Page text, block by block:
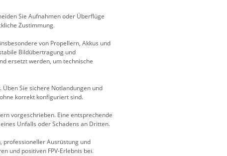
Sie Aufnahmen oder Überflüge
Zustimmung.
von Propellern, Akkus und
Bildübertragung und
ersetzt werden, um technische
Sie sichere Notlandungen und
korrekt konfiguriert sind.
vorgeschrieben. Eine entsprechende
Unfalls oder Schadens an Dritten.
professioneller Ausrüstung und
und positiven FPV-Erlebnis bei.